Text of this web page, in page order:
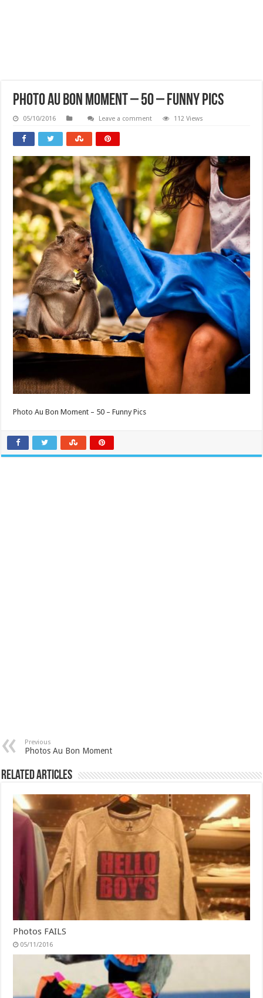
Photo Au Bon Moment – 50 – Funny Pics
05/10/2016 Leave a comment 112 Views
Photo Au Bon Moment – 50 – Funny Pics
Previous
Photos Au Bon Moment
Related Articles
Photos FAILS
05/11/2016